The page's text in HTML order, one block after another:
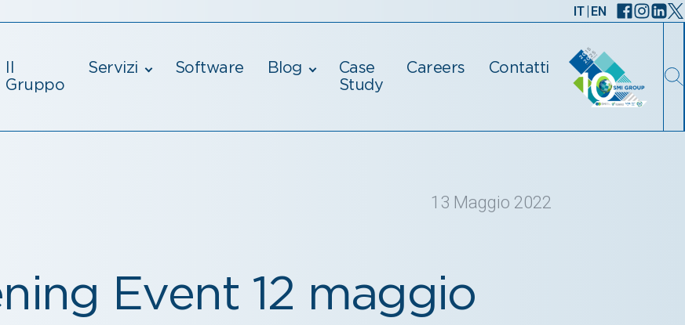
IT | EN
Gruppo
Servizi Software Blog
Case
Study
Careers Contatti
13 Maggio 2022
Event 12 maggio